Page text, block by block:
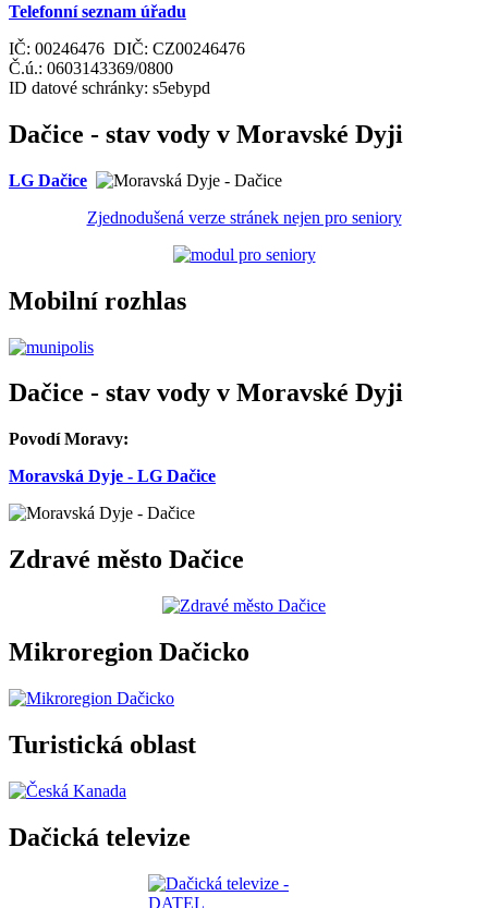
Telefonní seznam úřadu
IČ: 00246476 DIČ: CZ00246476
Č.ú.: 0603143369/0800
ID datové schránky: s5ebypd
Dačice - stav vody v Moravské Dyji
LG Dačice
Zjednodušená verze stránek nejen pro seniory
Mobilní rozhlas
Dačice - stav vody v Moravské Dyji
Povodí Moravy:
Moravská Dyje - LG Dačice
Zdravé město Dačice
Mikroregion Dačicko
Turistická oblast
Dačická televize